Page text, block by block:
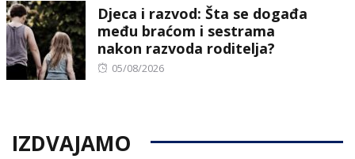
Djeca i razvod: Šta se događa
među braćom i sestrama
nakon razvoda roditelja?
Posted
05/08/2026
IZDVAJAMO